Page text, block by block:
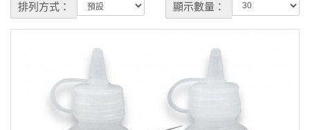
排列方式： 顯示數量：